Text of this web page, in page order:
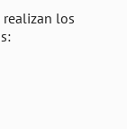
realizan los